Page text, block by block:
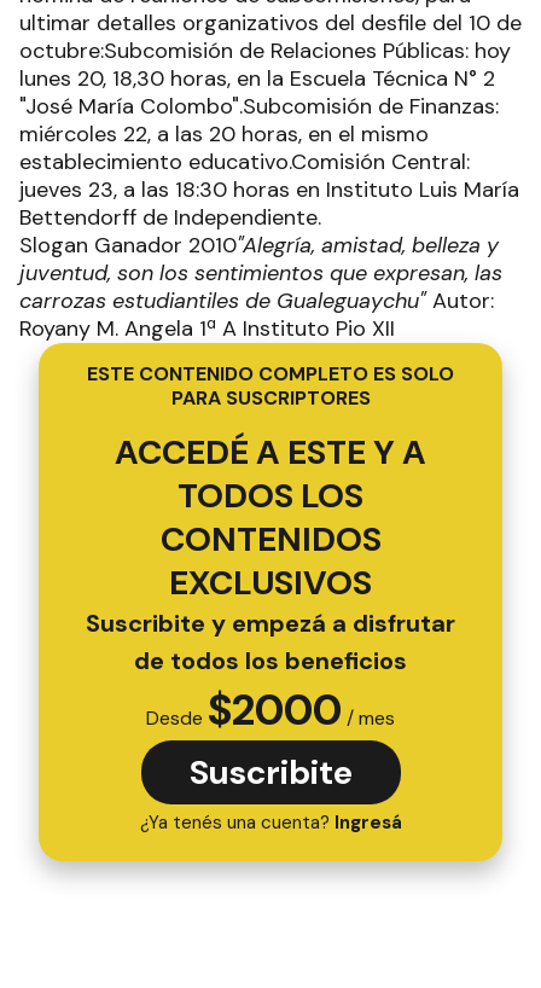
ultimar detalles organizativos del desfile del 10 de
octubre:Subcomisión de Relaciones Públicas: hoy
lunes 20, 18,30 horas, en la Escuela Técnica N° 2
"José María Colombo".Subcomisión de Finanzas:
miércoles 22, a las 20 horas, en el mismo
establecimiento educativo.Comisión Central:
jueves 23, a las 18:30 horas en Instituto Luis María
Bettendorff de Independiente.
Slogan Ganador 2010"Alegría, amistad, belleza y
juventud, son los sentimientos que expresan, las
carrozas estudiantiles de Gualeguaychu"Autor:
Royany M. Angela 1ª A Instituto Pio XII
ESTE CONTENIDO COMPLETO ES SOLO
PARA SUSCRIPTORES
ACCEDÉ A ESTE Y A
TODOS LOS
CONTENIDOS
EXCLUSIVOS
Suscribite y empezá a disfrutar
de todos los beneficios
Desde $2000 / mes
Suscribite
¿Ya tenés una cuenta? Ingresá